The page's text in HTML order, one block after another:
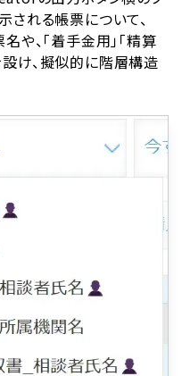
される帳票について、
や、「着手金用」「精算
け、擬似的に階層構造